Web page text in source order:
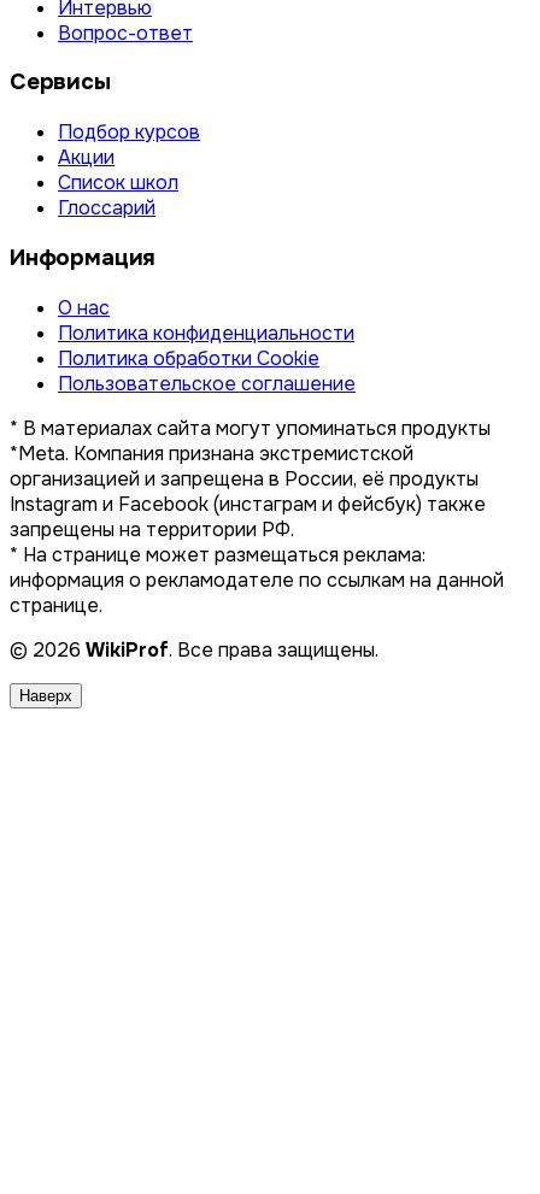
Интервью
Вопрос-ответ
Сервисы
Подбор курсов
Акции
Список школ
Глоссарий
Информация
О нас
Политика конфиденциальности
Политика обработки Cookie
Пользовательское соглашение
* В материалах сайта могут упоминаться продукты
*Meta. Компания признана экстремистской
организацией и запрещена в России, её продукты
Instagram и Facebook (инстаграм и фейсбук) также
запрещены на территории РФ.
* На странице может размещаться реклама:
информация о рекламодателе по ссылкам на данной
странице.
© 2026 WikiProf. Все права защищены.
Наверх